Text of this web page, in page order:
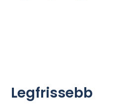
Legfrissebb